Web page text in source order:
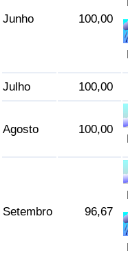
Junho 100,00
Julho 100,00
Agosto 100,00
Setembro 96,67